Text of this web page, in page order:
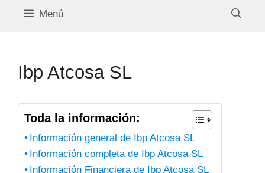
Menú
Ibp Atcosa SL
Toda la información:
Información general de Ibp Atcosa SL
Información completa de Ibp Atcosa SL
Información Financiera de Ibp Atcosa SL